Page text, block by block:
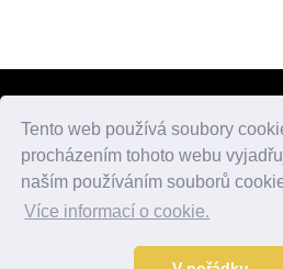
Tento web používá soubory
procházením tohoto webu
naším používáním souborů
Více informací o cookie.
Data o počasí jsou přebírána